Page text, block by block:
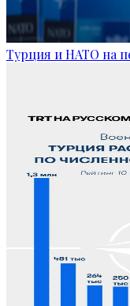
Турция и НАТО на